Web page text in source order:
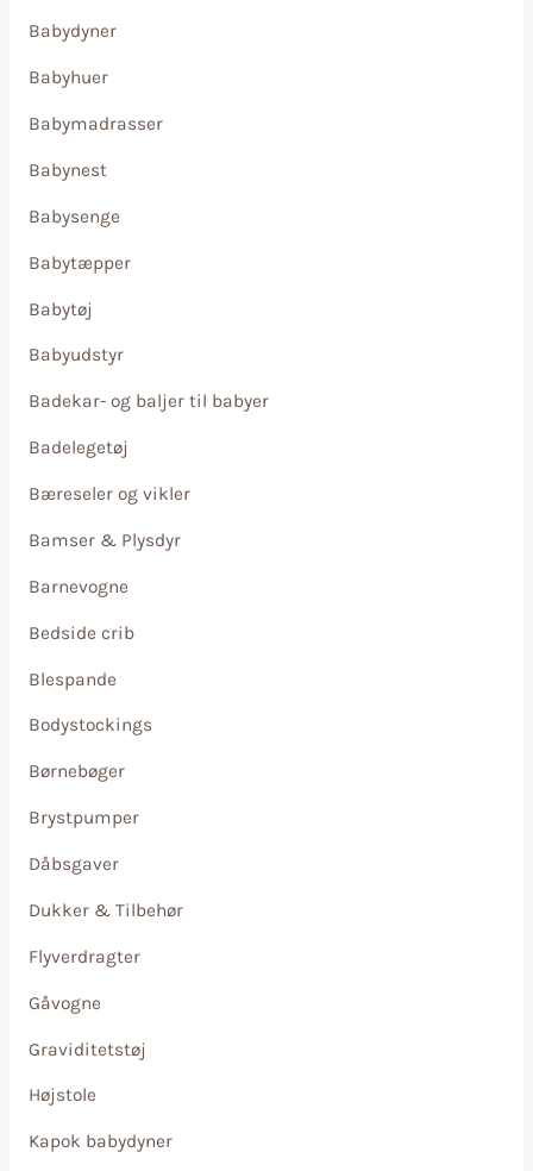
Babydyner
Babyhuer
Babymadrasser
Babynest
Babysenge
Babytæpper
Babytøj
Babyudstyr
Badekar- og baljer til babyer
Badelegetøj
Bæreseler og vikler
Bamser & Plysdyr
Barnevogne
Bedside crib
Blespande
Bodystockings
Børnebøger
Brystpumper
Dåbsgaver
Dukker & Tilbehør
Flyverdragter
Gåvogne
Graviditetstøj
Højstole
Kapok babydyner